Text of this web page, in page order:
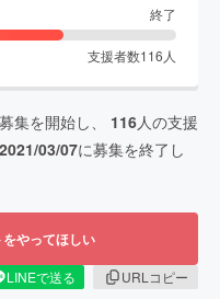
終了
支援者数116人
集を開始し、 116人の支援
2021/03/07に募集を終了し
やってほしい
LINEで送る
URLコピー